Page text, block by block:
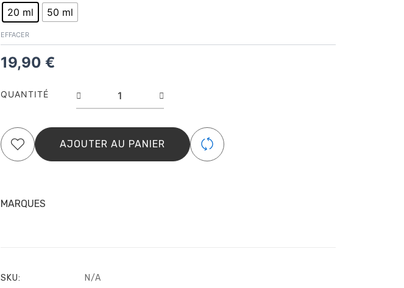
20 ml 50 ml
EFFACER
19,90 €
QUANTITÉ
5
construction
Gel
UV
–
AJOUTER AU PANIER
MARQUES
SKU: N/A